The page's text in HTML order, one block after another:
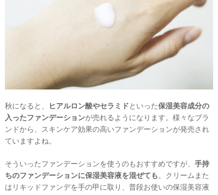
秋になると、 ヒアルロン酸やセラミドといった保湿美容成分の
入ったファンデーションが売れるようになります。様々なブラ
ンドから、スキンケア効果の高いファンデーションが発売され
ていますよね。
そういったファンデーションを使うのもおすすめですが、 手持
ちのファンデーションに保湿美容液を混ぜても。クリームまた
はリキッドファンデを手の甲に取り、普段お使いの保湿美容液